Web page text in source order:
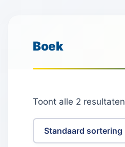
Boek
Toont alle 2 resultaten